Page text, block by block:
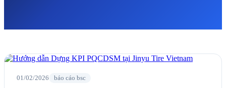
01/02/2026 báo cáo bsc